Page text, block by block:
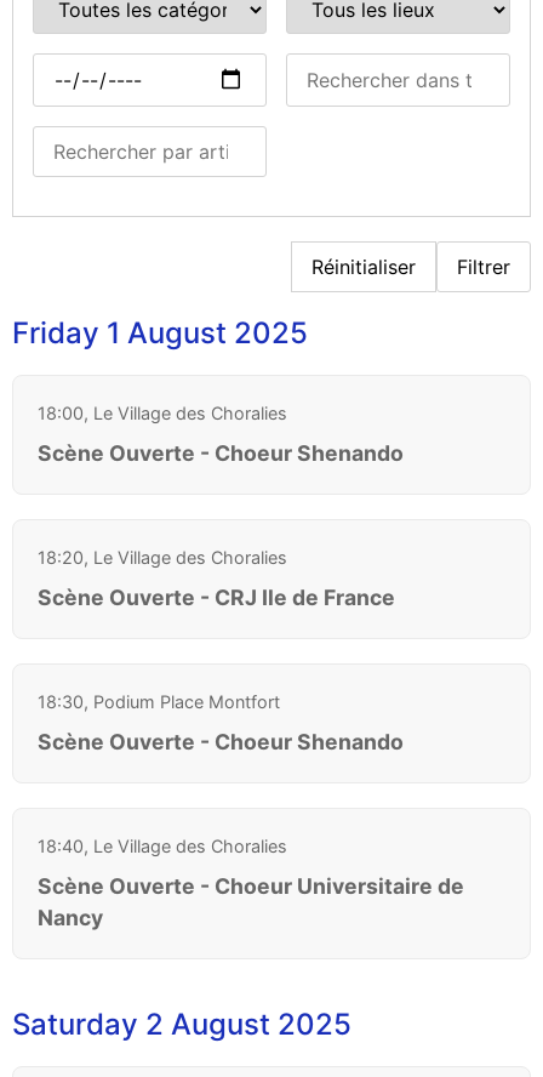
Réinitialiser Filtrer
Friday 1 August 2025
18:00, Le Village des Choralies
Scène Ouverte - Choeur Shenando
18:20, Le Village des Choralies
Scène Ouverte - CRJ Ile de France
18:30, Podium Place Montfort
Scène Ouverte - Choeur Shenando
18:40, Le Village des Choralies
Scène Ouverte - Choeur Universitaire de
Nancy
Saturday 2 August 2025